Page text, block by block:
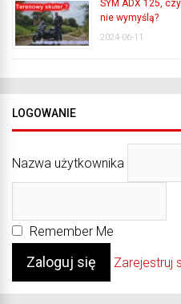
SYM ADX 125,
nie wymyślą?
2024-06-11
LOGOWANIE
Nazwa użytkownika
Remember Me
Zarejestruj